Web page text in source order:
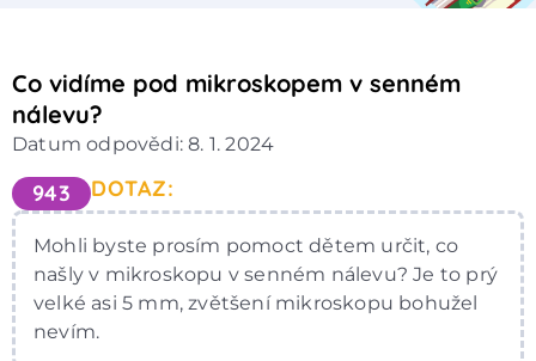
Co vidíme pod mikroskopem v senném
nálevu?
Datum odpovědi: 8. 1. 2024
943 DOTAZ:
Mohli byste prosím pomoct dětem určit, co
našly v mikroskopu v senném nálevu? Je to prý
velké asi 5 mm, zvětšení mikroskopu bohužel
nevím.